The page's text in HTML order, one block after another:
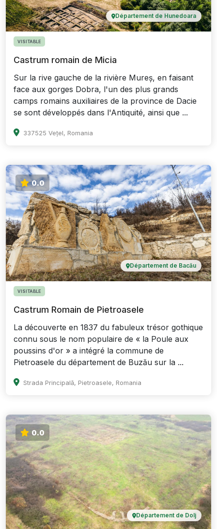
Département de Hunedoara
VISITABLE
Castrum romain de Micia
Sur la rive gauche de la rivière Mureș, en faisant
face aux gorges Dobra, l'un des plus grands
camps romains auxiliaires de la province de Dacie
se sont développés dans l'Antiquité, ainsi que ...
337525 Vețel, Romania
0.0
Département de Bacău
VISITABLE
Castrum Romain de Pietroasele
La découverte en 1837 du fabuleux trésor gothique
connu sous le nom populaire de « la Poule aux
poussins d'or » a intégré la commune de
Pietroasele du département de Buzău sur la ...
Strada Principală, Pietroasele, Romania
0.0
Département de Dolj